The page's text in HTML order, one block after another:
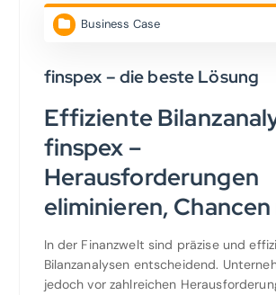
Business Case
finspex – die beste Lösung
Effiziente
finspex –
Herausforderungen
eliminieren,
In der Finanzwelt sind präzise und
Bilanzanalysen entscheidend.
jedoch vor zahlreichen